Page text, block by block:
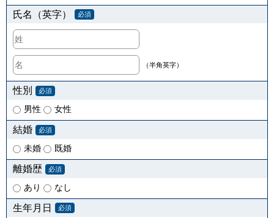
氏名（英字） 必須
（半角英字）
性別 必須
男性 女性
結婚 必須
未婚 既婚
離婚歴 必須
あり なし
生年月日 必須